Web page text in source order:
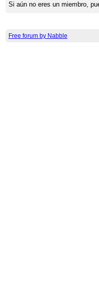
Si aún no eres un miembro,
Free forum by Nabble